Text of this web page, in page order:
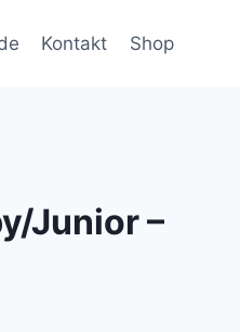
Kontakt Shop
Junior –